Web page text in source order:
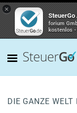
×
SteuerGo
forium
kostenlos -
DIE GANZE WELT